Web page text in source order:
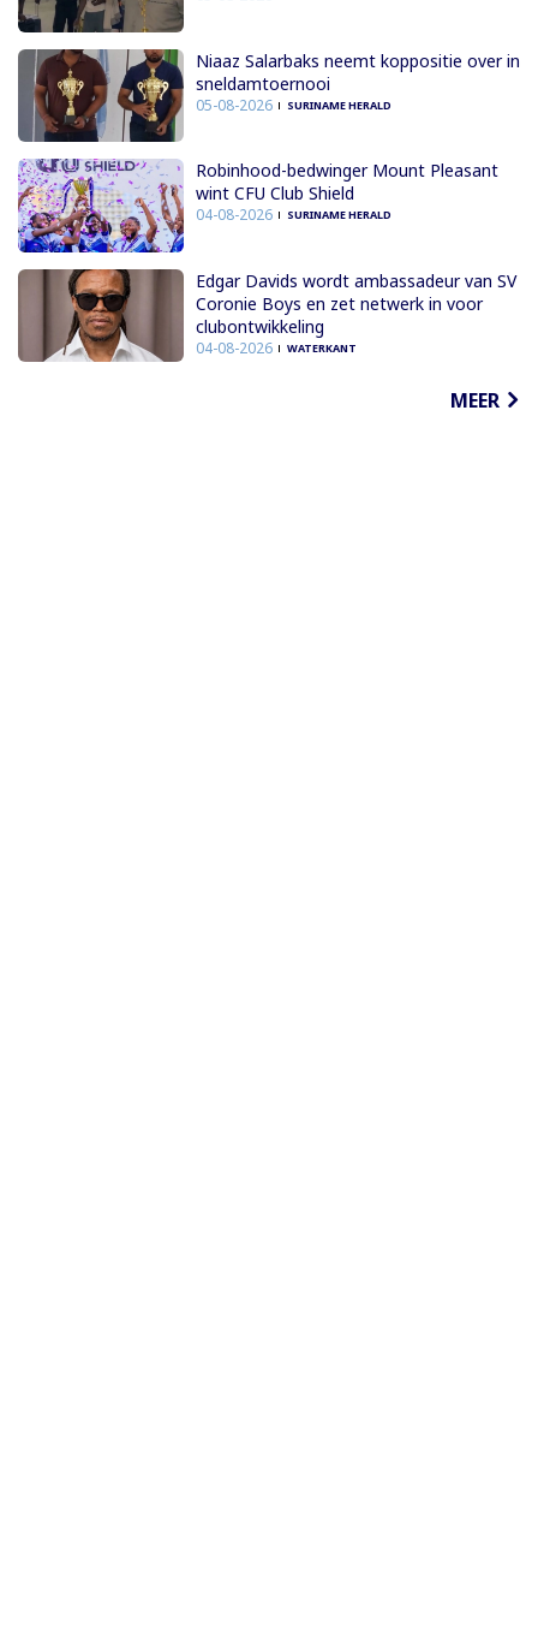
Niaaz Salarbaks neemt koppositie over in
sneldamtoernooi
05-08-2026 SURINAME HERALD
Robinhood-bedwinger Mount Pleasant
wint CFU Club Shield
04-08-2026 SURINAME HERALD
Edgar Davids wordt ambassadeur van SV
Coronie Boys en zet netwerk in voor
clubontwikkeling
04-08-2026 WATERKANT
MEER